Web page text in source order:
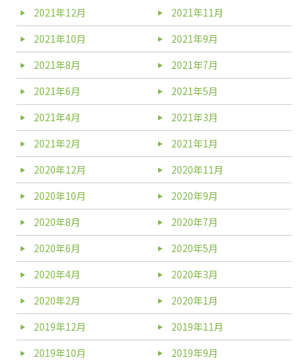
2021年12月
2021年11月
2021年10月
2021年9月
2021年8月
2021年7月
2021年6月
2021年5月
2021年4月
2021年3月
2021年2月
2021年1月
2020年12月
2020年11月
2020年10月
2020年9月
2020年8月
2020年7月
2020年6月
2020年5月
2020年4月
2020年3月
2020年2月
2020年1月
2019年12月
2019年11月
2019年10月
2019年9月